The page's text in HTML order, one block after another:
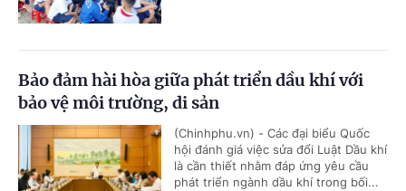
Bảo đảm hài hòa giữa phát triển dầu khí với
bảo vệ môi trường, di sản
(Chinhphu.vn) - Các đại biểu Quốc
hội đánh giá việc sửa đổi Luật Dầu khí
là cần thiết nhằm đáp ứng yêu cầu
phát triển ngành dầu khí trong bối...